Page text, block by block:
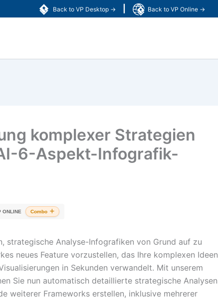
Back to VP Desktop → Back to VP Online →
komplexer Strategien
6-Aspekt-Infografik-
ONLINE Combo
strategische Analyse-Infografiken von Grund auf zu
neues Feature vorzustellen, das Ihre komplexen Ideen
in Sekunden verwandelt. Mit unserem
Sie nun automatisch detaillierte strategische Analysen
weiterer Frameworks erstellen, inklusive mehrerer